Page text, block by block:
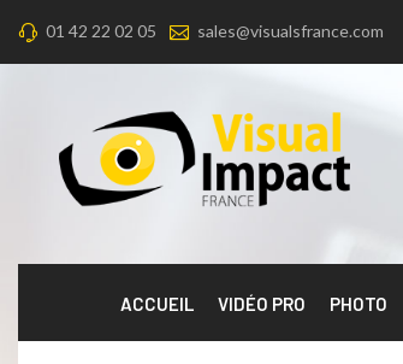
01 42 22 02 05 sales@visualsfrance.com
ACCUEIL VIDÉO PRO PHOTO